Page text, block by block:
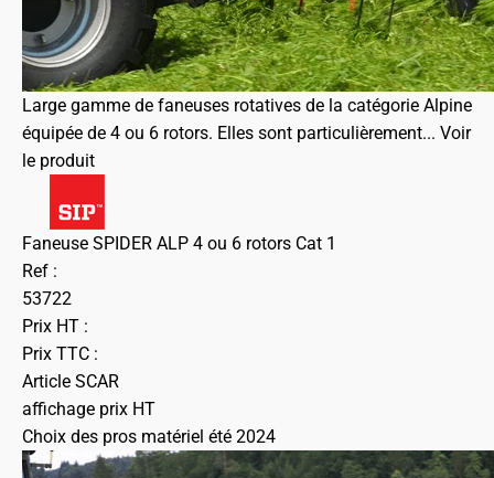
Large gamme de faneuses rotatives de la catégorie Alpine
équipée de 4 ou 6 rotors. Elles sont particulièrement... Voir
le produit
Faneuse SPIDER ALP 4 ou 6 rotors Cat 1
Ref :
53722
Prix HT :
Prix TTC :
Article SCAR
affichage prix HT
Choix des pros matériel été 2024